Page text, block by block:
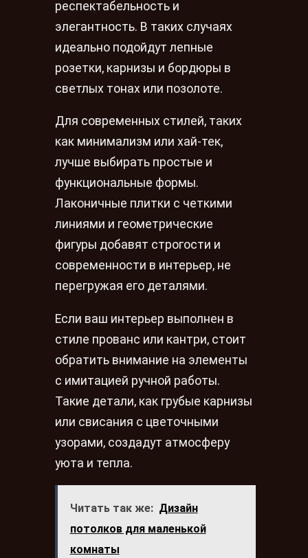
респектабельность и
элегантность. В таких случаях
идеально подойдут лепные
розетки, карнизы и бордюры в
светлых тонах или позолоте.
Для современных стилей, таких
как минимализм или хай-тек,
лучше выбирать простые и
функциональные формы.
Лаконичные плитки с четкими
линиями и геометрические
фигуры добавят строгости и
современности в интерьер, не
перегружая его деталями.
Если ваш интерьер выполнен в
стиле прованс или кантри, стоит
обратить внимание на элементы
с имитацией ручной работы.
Такие детали, как грубые карнизы
или свисания с цветочными
узорами, создадут атмосферу
уюта и тепла.
Читать так же: Дизайн
потолков для маленькой
комнаты